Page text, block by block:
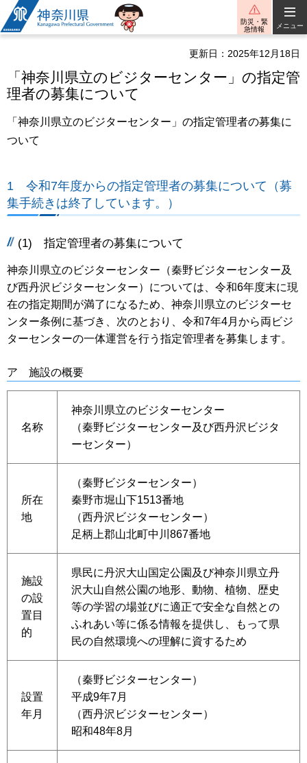
神奈川県
防災・緊
急情報
メニュー
更新日：2025年12月18日
「神奈川県立のビジターセンター」の指定管
理者の募集について
「神奈川県立のビジターセンター」の指定管理者の募集に
ついて
1 令和7年度からの指定管理者の募集について（募
集手続きは終了しています。）
(1) 指定管理者の募集について
神奈川県立のビジターセンター（秦野ビジターセンター及
び西丹沢ビジターセンター）については、令和6年度末に現
在の指定期間が満了になるため、神奈川県立のビジターセ
ンター条例に基づき、次のとおり、令和7年4月から両ビジ
ターセンターの一体運営を行う指定管理者を募集します。
ア 施設の概要
名称
神奈川県立のビジターセンター
（秦野ビジターセンター及び西丹沢ビジタ
ーセンター）
所在
地
（秦野ビジターセンター）
秦野市堀山下1513番地
（西丹沢ビジターセンター）
足柄上郡山北町中川867番地
施設
の設
置目
的
県民に丹沢大山国定公園及び神奈川県立丹
沢大山自然公園の地形、動物、植物、歴史
等の学習の場並びに適正で安全な自然との
ふれあい等に係る情報を提供し、もって県
民の自然環境への理解に資するため
設置
年月
（秦野ビジターセンター）
平成9年7月
（西丹沢ビジターセンター）
昭和48年8月